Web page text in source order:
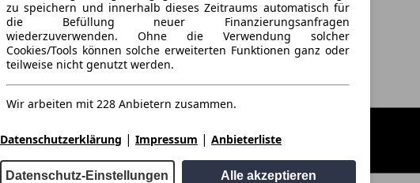
zu speichern und innerhalb dieses Zeitraums automatisch für
die Befüllung neuer Finanzierungsanfragen
wiederzuverwenden. Ohne die Verwendung solcher
Cookies/Tools können solche erweiterten Funktionen ganz oder
teilweise nicht genutzt werden.
Wir arbeiten mit 228 Anbietern zusammen.
Datenschutzerklärung | Impressum | Anbieterliste
Datenschutz-Einstellungen Alle akzeptieren